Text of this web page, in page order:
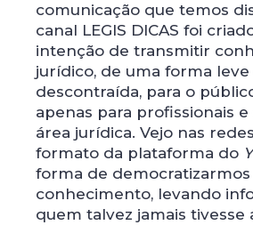
comunicação que temos
canal LEGIS DICAS foi
intenção de transmitir
jurídico, de uma forma leve
descontraída, para o
apenas para profissionais
área jurídica. Vejo nas
formato da plataforma do
forma de democratizarmos
conhecimento, levando
quem talvez jamais tivesse